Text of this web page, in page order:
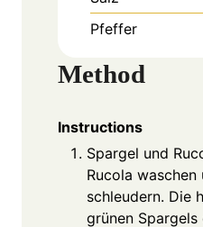
Pfeffer
Method
Instructions
Spargel und
Rucola
schleudern. Die
grünen